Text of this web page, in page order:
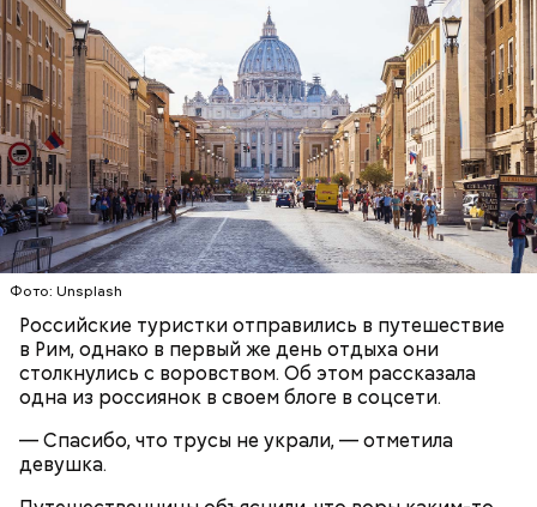
Фото: Unsplash
Российские туристки отправились в путешествие
в Рим, однако в первый же день отдыха они
столкнулись с воровством. Об этом рассказала
одна из россиянок в своем блоге в соцсети.
— Спасибо, что трусы не украли, — отметила
девушка.
День «Счастье случается» был инициирован
Тайным обществом счастливых людей, чтобы
напомнить людям, что счастье на самом деле
кроется в мелочах. Отпраздновать этот день
можно, поделившись с другими людьми
счастливыми моментами из своей жизни.
диетолог Соломатина рассказала
о пользе кабачков
Кабачки, тушеные с курицей
майонез: три простых рецепта
польза сезонных овощей и
фруктов